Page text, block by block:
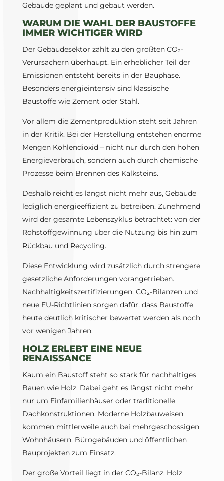
Gebäude geplant und gebaut werden.
WARUM DIE WAHL DER BAUSTOFFE
IMMER WICHTIGER WIRD
Der Gebäudesektor zählt zu den größten CO₂-
Verursachern überhaupt. Ein erheblicher Teil der
Emissionen entsteht bereits in der Bauphase.
Besonders energieintensiv sind klassische
Baustoffe wie Zement oder Stahl.
Vor allem die Zementproduktion steht seit Jahren
in der Kritik. Bei der Herstellung entstehen enorme
Mengen Kohlendioxid – nicht nur durch den hohen
Energieverbrauch, sondern auch durch chemische
Prozesse beim Brennen des Kalksteins.
Deshalb reicht es längst nicht mehr aus, Gebäude
lediglich energieeffizient zu betreiben. Zunehmend
wird der gesamte Lebenszyklus betrachtet: von der
Rohstoffgewinnung über die Nutzung bis hin zum
Rückbau und Recycling.
Diese Entwicklung wird zusätzlich durch strengere
gesetzliche Anforderungen vorangetrieben.
Nachhaltigkeitszertifizierungen, CO₂-Bilanzen und
neue EU-Richtlinien sorgen dafür, dass Baustoffe
heute deutlich kritischer bewertet werden als noch
vor wenigen Jahren.
HOLZ ERLEBT EINE NEUE
RENAISSANCE
Kaum ein Baustoff steht so stark für nachhaltiges
Bauen wie Holz. Dabei geht es längst nicht mehr
nur um Einfamilienhäuser oder traditionelle
Dachkonstruktionen. Moderne Holzbauweisen
kommen mittlerweile auch bei mehrgeschossigen
Wohnhäusern, Bürogebäuden und öffentlichen
Bauprojekten zum Einsatz.
Der große Vorteil liegt in der CO₂-Bilanz. Holz